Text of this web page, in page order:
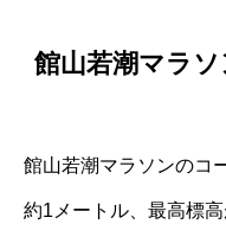
館山若潮マラ
館山若潮マラソンのコ
約1メートル、最高標